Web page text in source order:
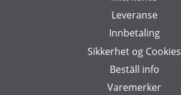
Leveranse
Innbetaling
Sikkerhet og Cookies
Beställ info
Varemerker